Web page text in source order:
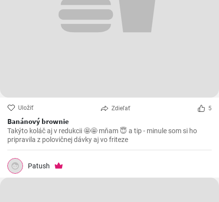
Uložiť Zdieľať 5
Banánový brownie
Takýto koláč aj v redukcii 🤩🤩 mňam 😇 a tip - minule som si ho
pripravila z polovičnej dávky aj vo friteze
Patush